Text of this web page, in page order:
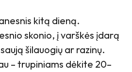
kitą dieną.
skonio, į varškės įdarą
šilauogių ar razinų.
– trupiniams dėkite 20–